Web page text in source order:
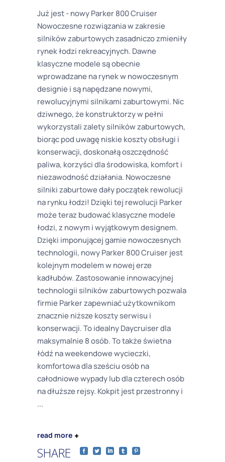
Już jest - nowy Parker 800 Cruiser
Nowoczesne rozwiązania w zakresie
silników zaburtowych zasadniczo zmieniły
rynek łodzi rekreacyjnych. Dawne
klasyczne modele są obecnie
wprowadzane na rynek w nowoczesnym
designie i są napędzane nowymi,
rewolucyjnymi silnikami zaburtowymi. Nic
dziwnego, że konstruktorzy w pełni
wykorzystali zalety silników zaburtowych,
biorąc pod uwagę niskie koszty obsługi i
konserwacji, doskonałą oszczędność
paliwa, korzyści dla środowiska, komfort i
niezawodność działania. Nowoczesne
silniki zaburtowe dały początek rewolucji
na rynku łodzi! Dzięki tej rewolucji Parker
może teraz budować klasyczne modele
łodzi, z nowym i wyjątkowym designem.
Dzięki imponującej gamie nowoczesnych
technologii, nowy Parker 800 Cruiser jest
kolejnym modelem w nowej erze
kadłubów. Zastosowanie innowacyjnej
technologii silników zaburtowych pozwala
firmie Parker zapewniać użytkownikom
znacznie niższe koszty serwisu i
konserwacji. To idealny Daycruiser dla
maksymalnie 8 osób. To także świetna
łódź na weekendowe wycieczki,
komfortowa dla sześciu osób na
całodniowe wypady lub dla czterech osób
na dłuższe rejsy. Kokpit jest przestronny i
read more
SHARE